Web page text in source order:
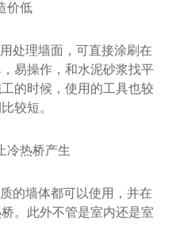
造价低
处理墙面，可直接涂刷在
，易操作，和水泥砂浆找平
工的时候，使用的工具也较
较短。
止冷热桥产生
墙体都可以使用，并在
。此外不管是室内还是室